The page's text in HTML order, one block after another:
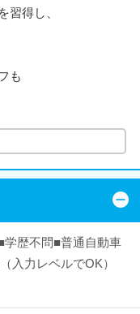
習得し、
も
学歴不問■普通自動車
入力レベルでOK）